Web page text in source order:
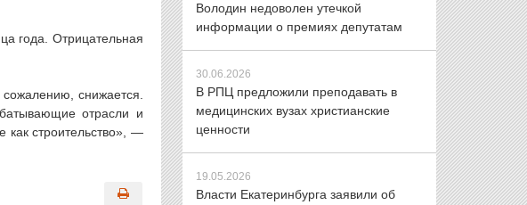
года. Отрицательная
снижается.
отрасли и
как строительство», —
Володин недоволен утечкой
информации о премиях депутатам
30.06.2026
В РПЦ предложили преподавать в
медицинских вузах христианские
ценности
19.05.2026
Власти Екатеринбурга заявили об